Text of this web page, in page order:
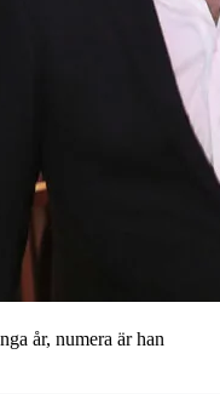
år, numera är han